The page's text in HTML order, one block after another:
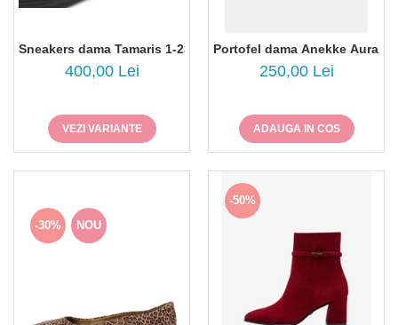
Sneakers dama Tamaris 1-23787-45
400,00 Lei
VEZI VARIANTE
Portofel dama Anekke Auralis
250,00 Lei
ADAUGA IN COS
-30% NOU
-50%